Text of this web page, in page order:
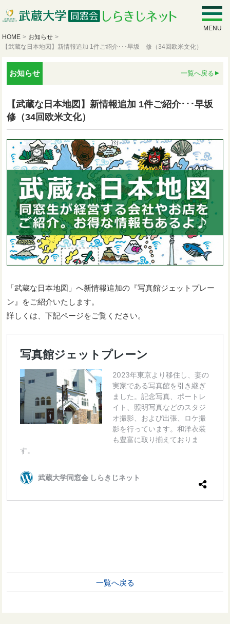
MENU
HOME > お知らせ >
【武蔵な日本地図】新情報追加 1件ご紹介･･･早坂 修（34回欧米文化）
お知らせ 一覧へ戻る
【武蔵な日本地図】新情報追加 1件ご紹介･･･早坂
修（34回欧米文化）
「武蔵な日本地図」へ新情報追加の『写真館ジェットプレー
ン』をご紹介いたします。
詳しくは、下記ページをご覧ください。
一覧へ戻る